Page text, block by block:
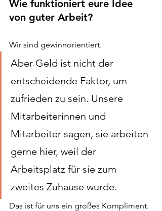
Wie funktioniert eure Idee
von guter Arbeit?
Wir sind gewinnorientiert.
Aber Geld ist nicht der
entscheidende Faktor, um
zufrieden zu sein. Unsere
Mitarbeiterinnen und
Mitarbeiter sagen, sie arbeiten
gerne hier, weil der
Arbeitsplatz für sie zum
zweites Zuhause wurde.
Das ist für uns ein großes Kompliment.